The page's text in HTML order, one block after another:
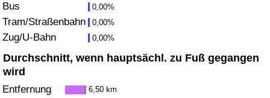
Bus 0,00%
Tram/Straßenbahn 0,00%
Zug/U-Bahn 0,00%
Durchschnitt, wenn hauptsächl. zu Fuß gegangen
wird
Entfernung 6,50 km
Gesundheitsversorgungs-Index